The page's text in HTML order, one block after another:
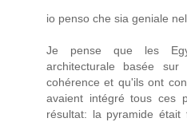
io penso che sia geniale
Je pense que les
architecturale basée
cohérence et qu'ils ont
avaient intégré tous ces
résultat: la pyramide